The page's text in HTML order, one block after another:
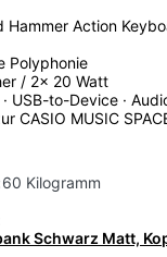
Hammer Action
Polyphonie
/ 2x 20 Watt
USB-to-Device ·
CASIO MUSIC
60 Kilogramm
Schwarz Matt,